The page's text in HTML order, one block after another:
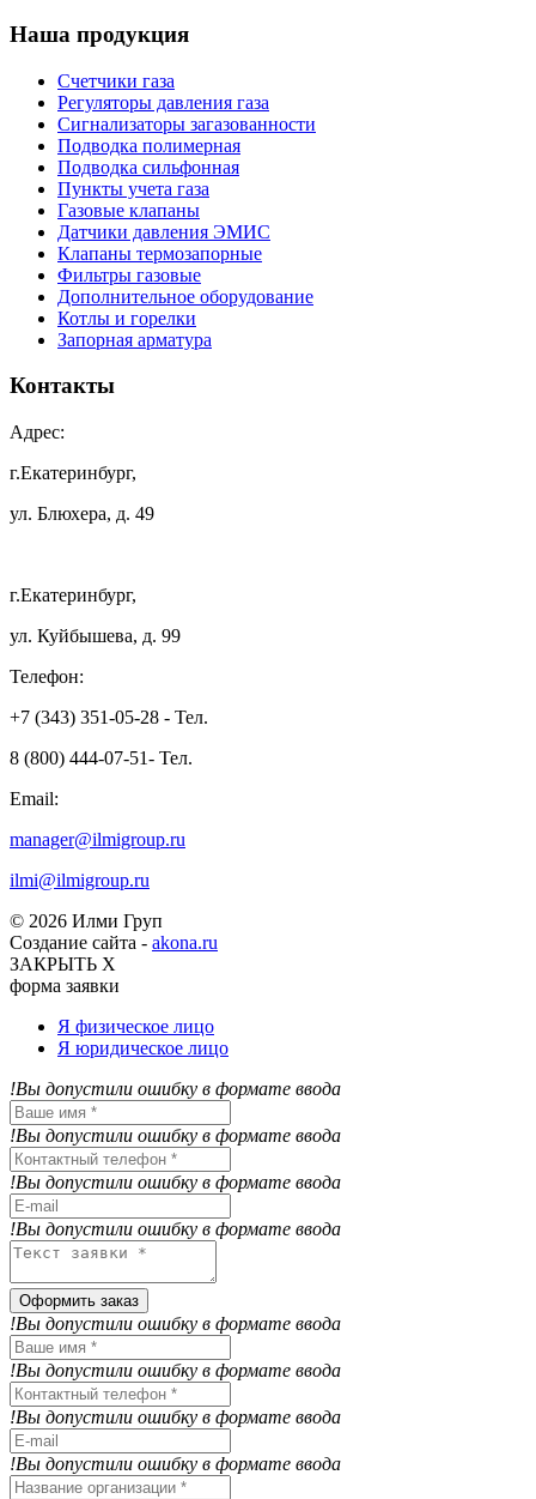
Наша продукция
Счетчики газа
Регуляторы давления газа
Сигнализаторы загазованности
Подводка полимерная
Подводка сильфонная
Пункты учета газа
Газовые клапаны
Датчики давления ЭМИС
Клапаны термозапорные
Фильтры газовые
Дополнительное оборудование
Котлы и горелки
Запорная арматура
Контакты
Адрес:
г.Екатеринбург,
ул. Блюхера, д. 49
г.Екатеринбург,
ул. Куйбышева, д. 99
Телефон:
+7 (343) 351-05-28 - Тел.
8 (800) 444-07-51- Тел.
Email:
manager@ilmigroup.ru
ilmi@ilmigroup.ru
© 2026 Илми Груп
Создание сайта - akona.ru
ЗАКРЫТЬ Х
форма заявки
Я физическое лицо
Я юридическое лицо
!Вы допустили ошибку в формате ввода
!Вы допустили ошибку в формате ввода
!Вы допустили ошибку в формате ввода
!Вы допустили ошибку в формате ввода
Оформить заказ
!Вы допустили ошибку в формате ввода
!Вы допустили ошибку в формате ввода
!Вы допустили ошибку в формате ввода
!Вы допустили ошибку в формате ввода